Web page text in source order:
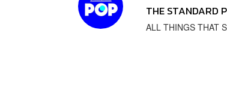
THE STANDARD
ALL THINGS THAT